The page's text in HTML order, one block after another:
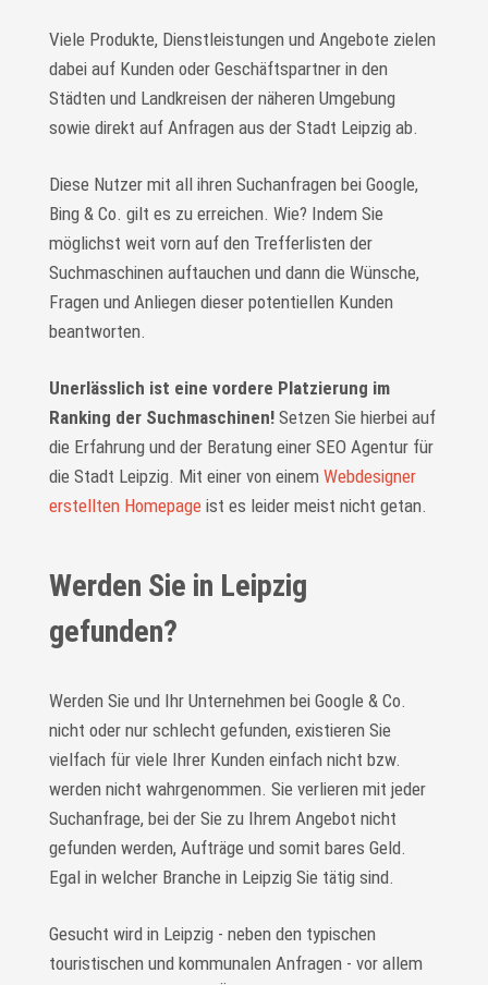
Viele Produkte, Dienstleistungen und Angebote zielen
dabei auf Kunden oder Geschäftspartner in den
Städten und Landkreisen der näheren Umgebung
sowie direkt auf Anfragen aus der Stadt Leipzig ab.
Diese Nutzer mit all ihren Suchanfragen bei Google,
Bing & Co. gilt es zu erreichen. Wie? Indem Sie
möglichst weit vorn auf den Trefferlisten der
Suchmaschinen auftauchen und dann die Wünsche,
Fragen und Anliegen dieser potentiellen Kunden
beantworten.
Unerlässlich ist eine vordere Platzierung im
Ranking der Suchmaschinen!Setzen Sie hierbei auf
die Erfahrung und der Beratung einer SEO Agentur für
die Stadt Leipzig. Mit einer von einem Webdesigner
erstellten Homepageist es leider meist nicht getan.
Werden Sie in Leipzig
gefunden?
Werden Sie und Ihr Unternehmen bei Google & Co.
nicht oder nur schlecht gefunden, existieren Sie
vielfach für viele Ihrer Kunden einfach nicht bzw.
werden nicht wahrgenommen. Sie verlieren mit jeder
Suchanfrage, bei der Sie zu Ihrem Angebot nicht
gefunden werden, Aufträge und somit bares Geld.
Egal in welcher Branche in Leipzig Sie tätig sind.
Gesucht wird in Leipzig - neben den typischen
touristischen und kommunalen Anfragen - vor allem